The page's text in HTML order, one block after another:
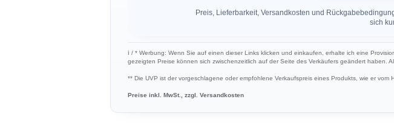
Preis, Lieferbarkeit, Versandkosten und
sich
ℹ︎ / * Werbung: Wenn Sie auf einen dieser Links klicken und einkaufen, erhalte ich eine
gezeigten Preise können sich zwischenzeitlich auf der Seite des Verkäufers geändert haben.
** Die UVP ist der vorgeschlagene oder empfohlene Verkaufspreis eines Produkts, wie er
Preise inkl. MwSt., zzgl. Versandkosten